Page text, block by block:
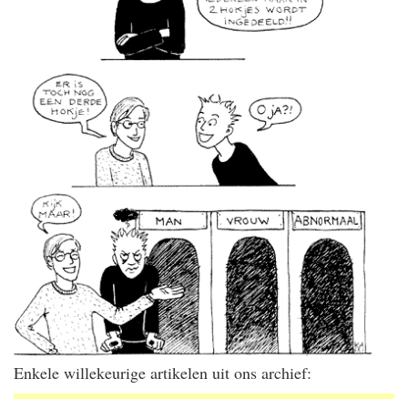
Enkele willekeurige artikelen uit ons archief: